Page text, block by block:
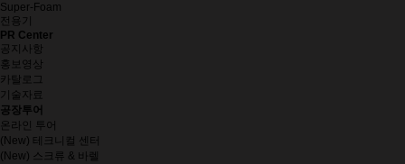
Super-Foam
전용기
PR Center
공지사항
홍보영상
카탈로그
기술자료
공장투어
온라인 투어
(New) 테크니컬 센터
(New) 스크류 & 바렐